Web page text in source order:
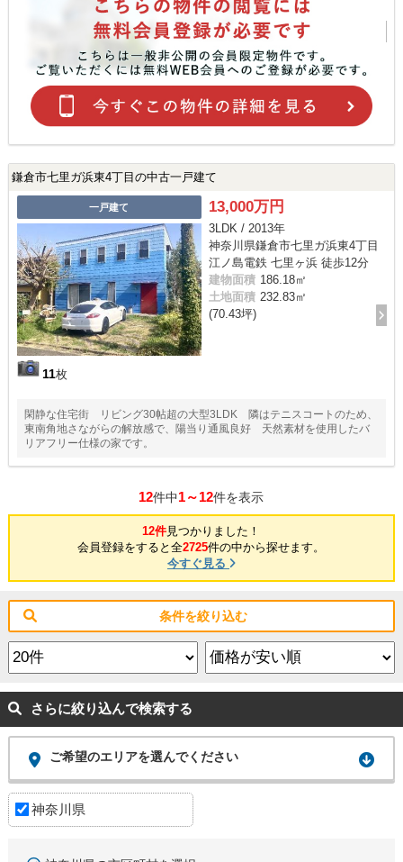
鎌倉市七里ガ浜東4丁目の中古一戸建て
一戸建て
11枚
13,000万円
3LDK / 2013年
神奈川県鎌倉市七里ガ浜東4丁目
江ノ島電鉄 七里ヶ浜 徒歩12分
建物面積 186.18㎡
土地面積 232.83㎡
(70.43坪)
閑静な住宅街 リビング30帖超の大型3LDK 隣はテニスコートのため、
東南角地さながらの解放感で、陽当り通風良好 天然素材を使用したバ
リアフリー仕様の家です。
12件中1～12件を表示
12件見つかりました！
会員登録をすると全2725件の中から探せます。
今すぐ見る
条件を絞り込む
さらに絞り込んで検索する
ご希望のエリアを選んでください
神奈川県